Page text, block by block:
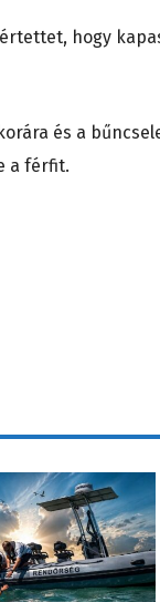
hogy
és a
a férfit.